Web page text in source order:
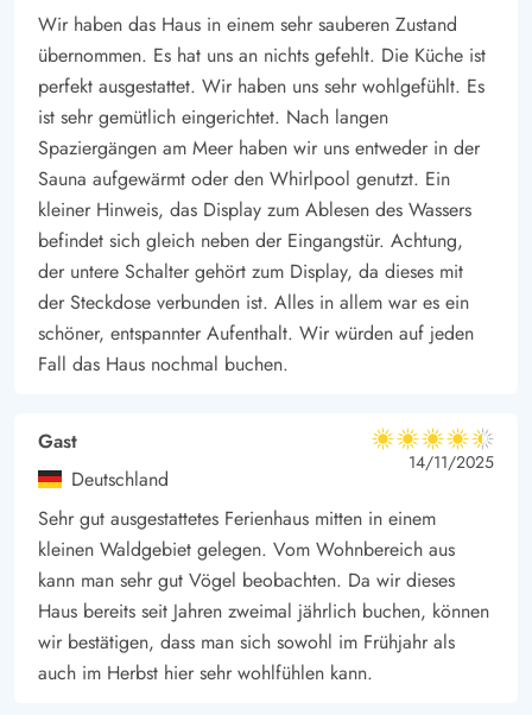
Wir haben das Haus in einem sehr sauberen Zustand
übernommen. Es hat uns an nichts gefehlt. Die Küche ist
perfekt ausgestattet. Wir haben uns sehr wohlgefühlt. Es
ist sehr gemütlich eingerichtet. Nach langen
Spaziergängen am Meer haben wir uns entweder in der
Sauna aufgewärmt oder den Whirlpool genutzt. Ein
kleiner Hinweis, das Display zum Ablesen des Wassers
befindet sich gleich neben der Eingangstür. Achtung,
der untere Schalter gehört zum Display, da dieses mit
der Steckdose verbunden ist. Alles in allem war es ein
schöner, entspannter Aufenthalt. Wir würden auf jeden
Fall das Haus nochmal buchen.
Gast
Deutschland
4.5 von 5
4.5 von 5
4.5 out of 5
14/11/2025
Sehr gut ausgestattetes Ferienhaus mitten in einem
kleinen Waldgebiet gelegen. Vom Wohnbereich aus
kann man sehr gut Vögel beobachten. Da wir dieses
Haus bereits seit Jahren zweimal jährlich buchen, können
wir bestätigen, dass man sich sowohl im Frühjahr als
auch im Herbst hier sehr wohlfühlen kann.